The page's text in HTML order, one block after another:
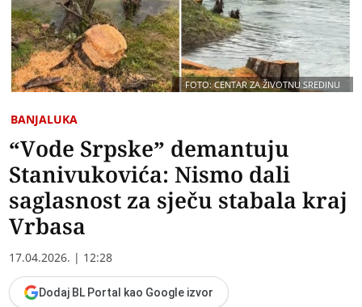
FOTO: CENTAR ZA ŽIVOTNU SREDINU
BANJALUKA
“Vode Srpske” demantuju
Stanivukovića: Nismo dali
saglasnost za sječu stabala kraj
Vrbasa
17.04.2026. | 12:28
Dodaj BL Portal kao Google izvor